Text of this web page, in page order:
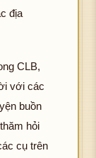
địa
CLB,
với các
buồn
hỏi
cụ trên